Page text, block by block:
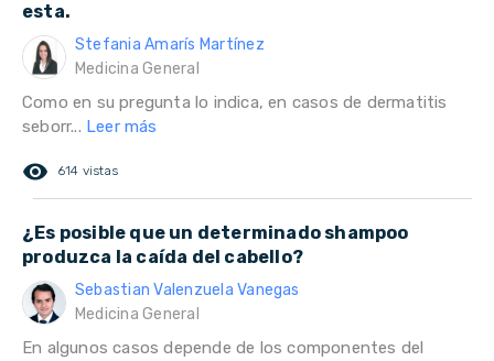
esta.
Stefania Amarís Martínez
Medicina General
Como en su pregunta lo indica, en casos de dermatitis
seborr... Leer más
remove_red_eye 614 vistas
¿Es posible que un determinado shampoo
produzca la caída del cabello?
Sebastian Valenzuela Vanegas
Medicina General
En algunos casos depende de los componentes del